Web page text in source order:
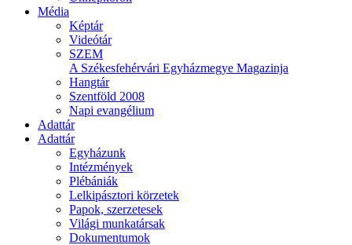
Média
Képtár
Videótár
SZEM
A Székesfehérvári Egyházmegye Magazinja
Hangtár
Szentföld 2008
Napi evangélium
Adattár
Adattár
Egyházunk
Intézmények
Plébániák
Lelkipásztori körzetek
Papok, szerzetesek
Világi munkatársak
Dokumentumok